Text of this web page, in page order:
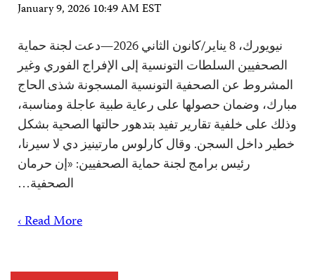
January 9, 2026 10:49 AM EST
نيويورك، 8 يناير/كانون الثاني 2026—دعت لجنة حماية
الصحفيين السلطات التونسية إلى الإفراج الفوري وغير
المشروط عن الصحفية التونسية المسجونة شذى الحاج
مبارك، وضمان حصولها على رعاية طبية عاجلة ومناسبة،
وذلك على خلفية تقارير تفيد بتدهور حالتها الصحية بشكل
خطير داخل السجن. وقال كارلوس مارتينيز دي لا سيرنا،
رئيس برامج لجنة حماية الصحفيين: «إن حرمان
الصحفية…
Read More ›